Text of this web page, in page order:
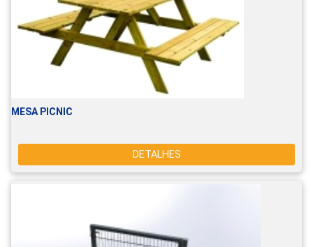
MESA PICNIC
DETALHES